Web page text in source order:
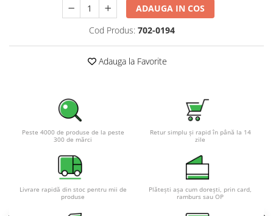
Sisteme fotovoltaice complete
Sisteme fotovoltaice de putere
vacanta)
Sisteme fotovoltaice profesionale
Statii de incarcare
Cabluri de incarcare vehicule
Prize de incarcare vehicule
electrice
ADAUGA IN COS
Cod Produs: 702-0194
Adauga la Favorite
Peste 4000 de produse de la peste
300 de mărci
Retur simplu și rapid în până la 14
zile
Livrare rapidă din stoc pentru mii de
produse
Plătești așa cum dorești, prin card,
ramburs sau OP